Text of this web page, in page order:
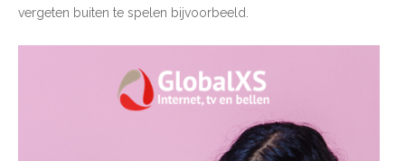
vergeten buiten te spelen bijvoorbeeld.